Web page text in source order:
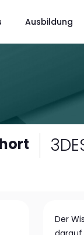
Ausbildung
Der